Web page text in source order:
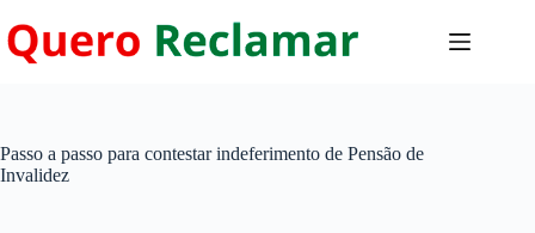
para
o
Passo a passo para contestar indeferimento de Pensão de
Invalidez